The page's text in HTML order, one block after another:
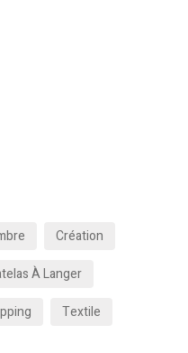
Création
À Langer
Textile